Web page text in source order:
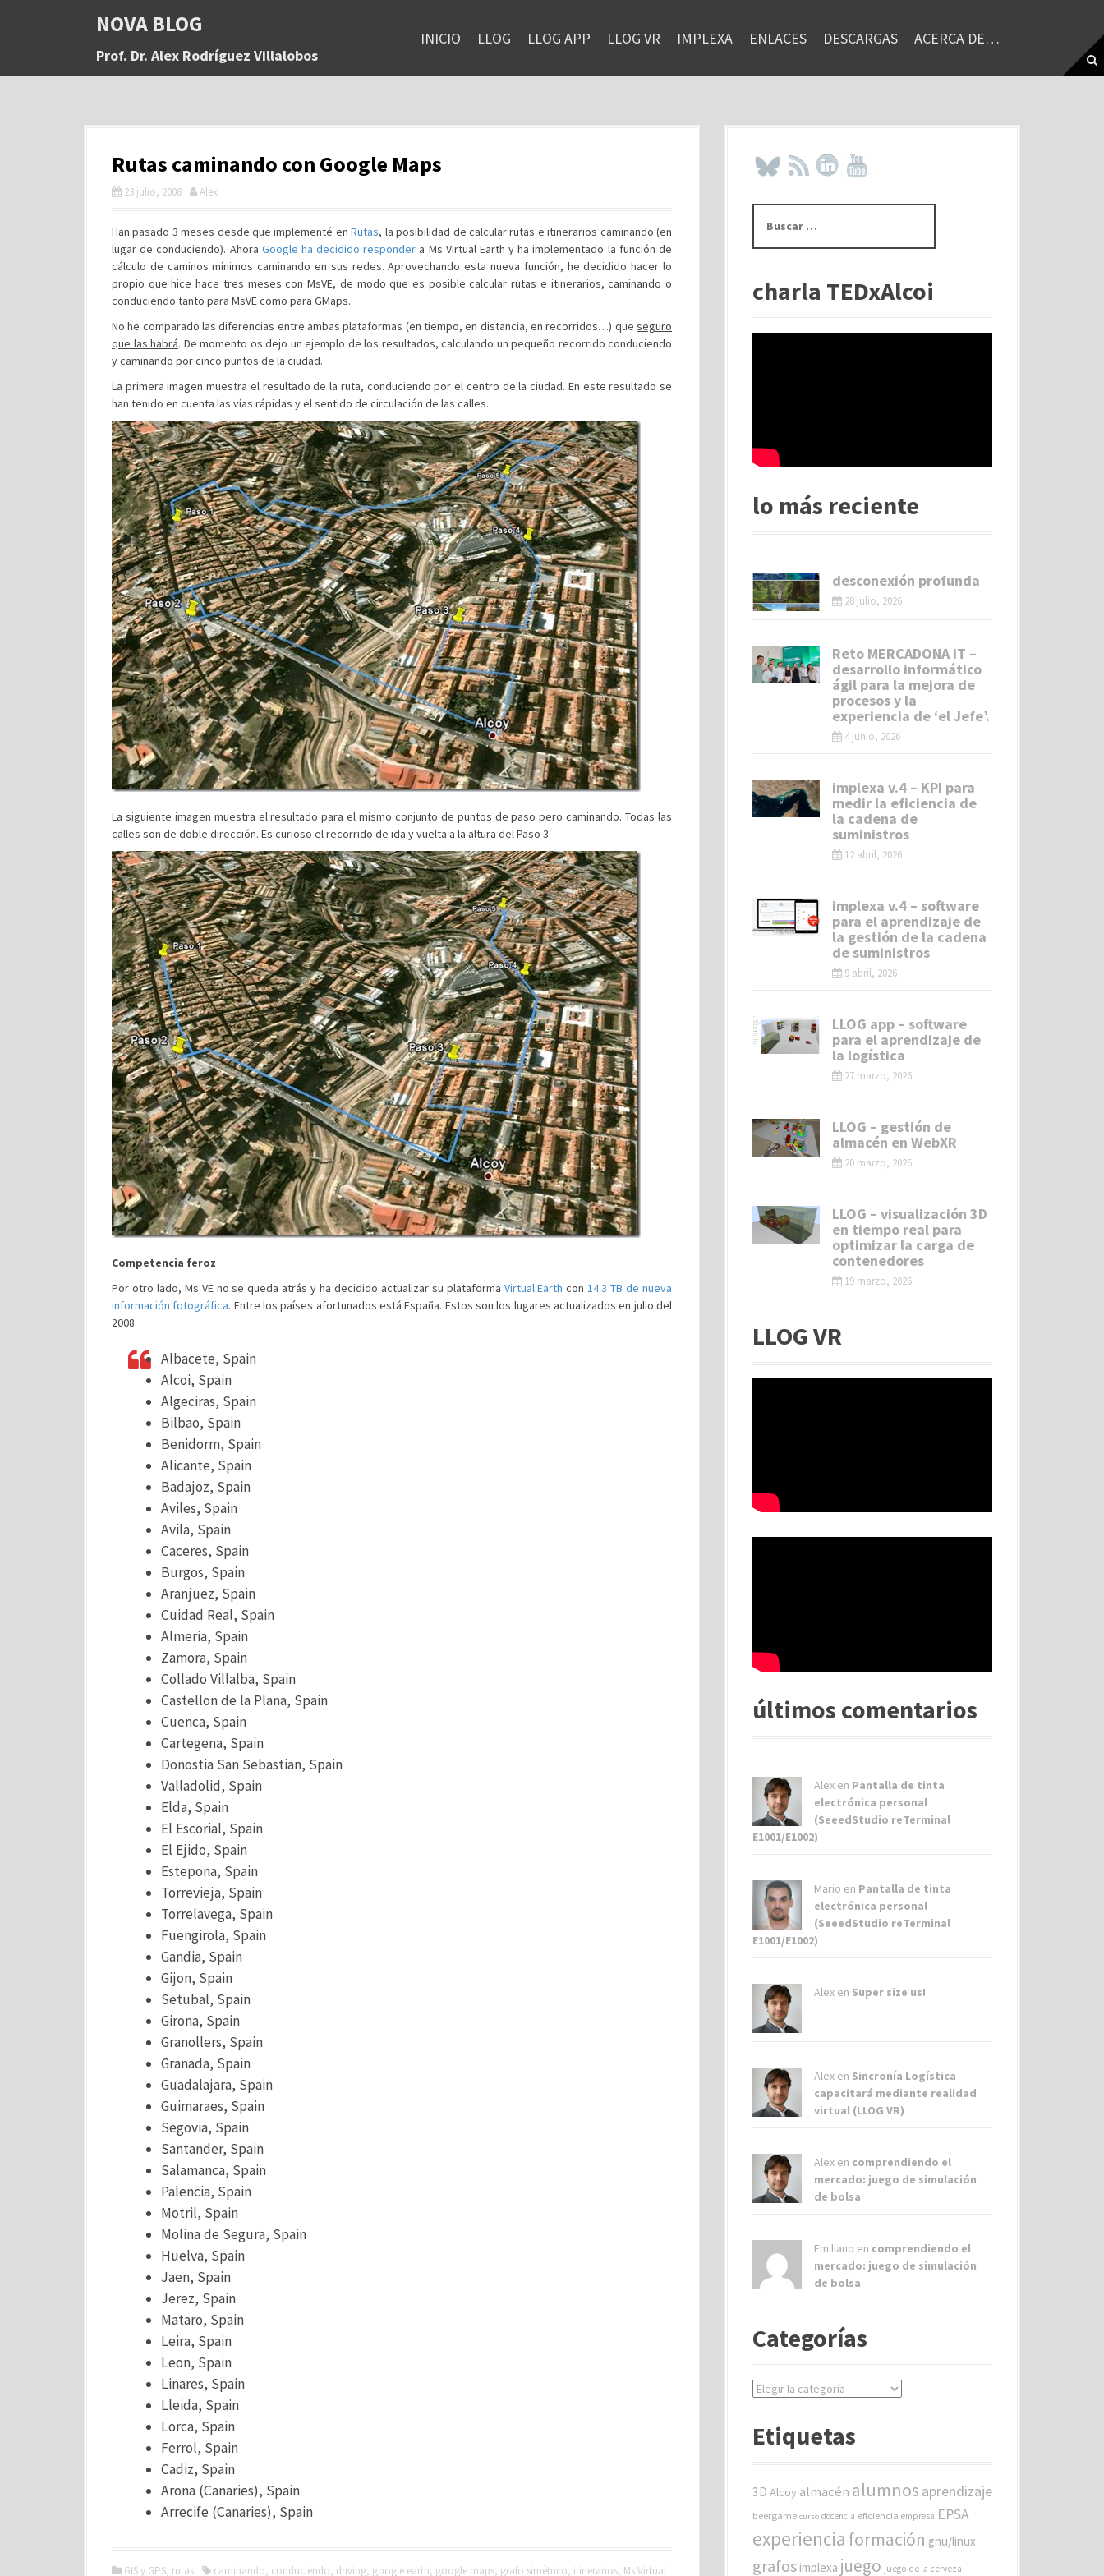
a
NOVA BLOG
Prof. Dr. Alex Rodríguez Villalobos
INICIO LLOG LLOG APP LLOG VR IMPLEXA ENLACES DESCARGAS ACERCA DE…
Rutas caminando con Google Maps
23 julio, 2008 Alex
Han pasado 3 meses desde que implementé enRutas, la posibilidad de calcular rutas e itinerarios caminando (en
lugar de conduciendo). Ahora Google ha decidido responder a Ms Virtual Earth y ha implementado la función de
cálculo de caminos mínimos caminando en sus redes. Aprovechando esta nueva función, he decidido hacer lo
propio que hice hace tres meses con MsVE, de modo que es posible calcular rutas e itinerarios, caminando o
conduciendo tanto para MsVE como para GMaps.
No he comparado las diferencias entre ambas plataformas (en tiempo, en distancia, en recorridos…) que seguro
que las habrá. De momento os dejo un ejemplo de los resultados, calculando un pequeño recorrido conduciendo
y caminando por cinco puntos de la ciudad.
La primera imagen muestra el resultado de la ruta, conduciendo por el centro de la ciudad. En este resultado se
han tenido en cuenta las vías rápidas y el sentido de circulación de las calles.
La siguiente imagen muestra el resultado para el mismo conjunto de puntos de paso pero caminando. Todas las
calles son de doble dirección. Es curioso el recorrido de ida y vuelta a la altura del Paso 3.
Competencia feroz
Por otro lado, Ms VE no se queda atrás y ha decidido actualizar su plataforma Virtual Earth con14.3 TB de nueva
información fotográfica. Entre los países afortunados está España. Estos son los lugares actualizados en julio del
2008.
Albacete, Spain
Alcoi, Spain
Algeciras, Spain
Bilbao, Spain
Benidorm, Spain
Alicante, Spain
Badajoz, Spain
Aviles, Spain
Avila, Spain
Caceres, Spain
Burgos, Spain
Aranjuez, Spain
Cuidad Real, Spain
Almeria, Spain
Zamora, Spain
Collado Villalba, Spain
Castellon de la Plana, Spain
Cuenca, Spain
Cartegena, Spain
Donostia San Sebastian, Spain
Valladolid, Spain
Elda, Spain
El Escorial, Spain
El Ejido, Spain
Estepona, Spain
Torrevieja, Spain
Torrelavega, Spain
Fuengirola, Spain
Gandia, Spain
Gijon, Spain
Setubal, Spain
Girona, Spain
Granollers, Spain
Granada, Spain
Guadalajara, Spain
Guimaraes, Spain
Segovia, Spain
Santander, Spain
Salamanca, Spain
Palencia, Spain
Motril, Spain
Molina de Segura, Spain
Huelva, Spain
Jaen, Spain
Jerez, Spain
Mataro, Spain
Leira, Spain
Leon, Spain
Linares, Spain
Lleida, Spain
Lorca, Spain
Ferrol, Spain
Cadiz, Spain
Arona (Canaries), Spain
Arrecife (Canaries), Spain
GIS y GPS, rutas caminando, conduciendo, driving, google earth, google maps, grafo simétrico, itinerarios, Ms Virtual
s
rcharla TEDxAlcoi
lo más reciente
desconexión profunda
28 julio, 2026
Reto MERCADONA IT –
desarrollo informático
ágil para la mejora de
procesos y la
experiencia de ‘el Jefe’.
4 junio, 2026
implexa v.4 – KPI para
medir la eficiencia de
la cadena de
suministros
12 abril, 2026
implexa v.4 – software
para el aprendizaje de
la gestión de la cadena
de suministros
9 abril, 2026
LLOG app – software
para el aprendizaje de
la logística
27 marzo, 2026
LLOG – gestión de
almacén en WebXR
20 marzo, 2026
LLOG – visualización 3D
en tiempo real para
optimizar la carga de
contenedores
19 marzo, 2026
LLOG VR
últimos comentarios
Alex en Pantalla de tinta
electrónica personal
(SeeedStudio reTerminal
E1001/E1002)
Mario en Pantalla de tinta
electrónica personal
(SeeedStudio reTerminal
E1001/E1002)
Alex en Super size us!
Alex en Sincronía Logística
capacitará mediante realidad
virtual (LLOG VR)
Alex en comprendiendo el
mercado: juego de simulación
de bolsa
Emiliano en comprendiendo el
mercado: juego de simulación
de bolsa
Categorías
C
e
r
s
Etiquetas
3D Alcoy almacén alumnos aprendizaje
beergame curso docencia eficiencia empresa EPSA
experiencia formación gnu/linux
grafos implexa juego juego de la cerveza